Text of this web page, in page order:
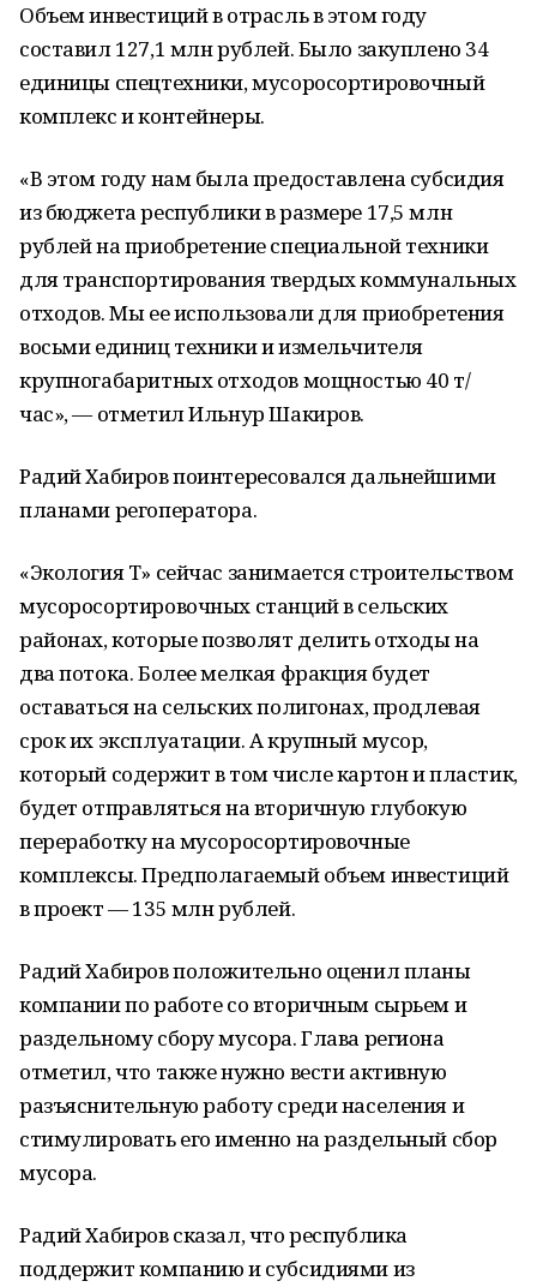
Объем инвестиций в отрасль в этом году
составил 127,1 млн рублей. Было закуплено 34
единицы спецтехники, мусоросортировочный
комплекс и контейнеры.
«В этом году нам была предоставлена субсидия
из бюджета республики в размере 17,5 млн
рублей на приобретение специальной техники
для транспортирования твердых коммунальных
отходов. Мы ее использовали для приобретения
восьми единиц техники и измельчителя
крупногабаритных отходов мощностью 40 т/
час», — отметил Ильнур Шакиров.
Радий Хабиров поинтересовался дальнейшими
планами регоператора.
«Экология Т» сейчас занимается строительством
мусоросортировочных станций в сельских
районах, которые позволят делить отходы на
два потока. Более мелкая фракция будет
оставаться на сельских полигонах, продлевая
срок их эксплуатации. А крупный мусор,
который содержит в том числе картон и пластик,
будет отправляться на вторичную глубокую
переработку на мусоросортировочные
комплексы. Предполагаемый объем инвестиций
в проект — 135 млн рублей.
Радий Хабиров положительно оценил планы
компании по работе со вторичным сырьем и
раздельному сбору мусора. Глава региона
отметил, что также нужно вести активную
разъяснительную работу среди населения и
стимулировать его именно на раздельный сбор
мусора.
Радий Хабиров сказал, что республика
поддержит компанию и субсидиями из